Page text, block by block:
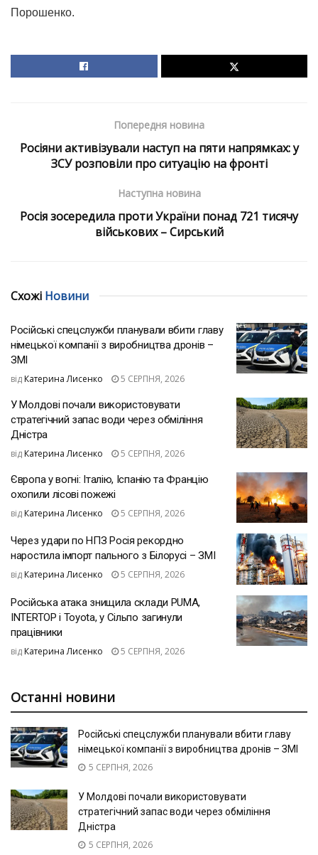
Порошенко.
Попередня новина
Росіяни активізували наступ на пяти напрямках: у
ЗСУ розповіли про ситуацію на фронті
Наступна новина
Росія зосередила проти України понад 721 тисячу
військових – Сирський
Схожі Новини
Російські спецслужби планували вбити главу
німецької компанії з виробництва дронів –
ЗМІ
від Катерина Лисенко 5 СЕРПНЯ, 2026
У Молдові почали використовувати
стратегічний запас води через обміління
Дністра
від Катерина Лисенко 5 СЕРПНЯ, 2026
Європа у вогні: Італію, Іспанію та Францію
охопили лісові пожежі
від Катерина Лисенко 5 СЕРПНЯ, 2026
Через удари по НПЗ Росія рекордно
наростила імпорт пального з Білорусі – ЗМІ
від Катерина Лисенко 5 СЕРПНЯ, 2026
Російська атака знищила склади PUMA,
INTERTOP і Toyota, у Сільпо загинули
працівники
від Катерина Лисенко 5 СЕРПНЯ, 2026
Останні новини
Російські спецслужби планували вбити главу
німецької компанії з виробництва дронів – ЗМІ
5 СЕРПНЯ, 2026
У Молдові почали використовувати
стратегічний запас води через обміління
Дністра
5 СЕРПНЯ, 2026